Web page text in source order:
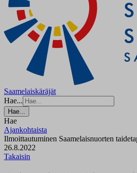
Saamelaiskäräjät
Hae...
Hae...
Hae
Ajankohtaista
Ilmoittautuminen Saamelaisnuorten
26.8.2022
Takaisin